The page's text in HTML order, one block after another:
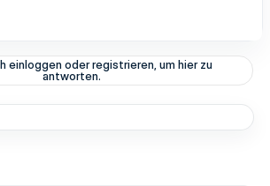
einloggen oder registrieren, um hier zu
antworten.